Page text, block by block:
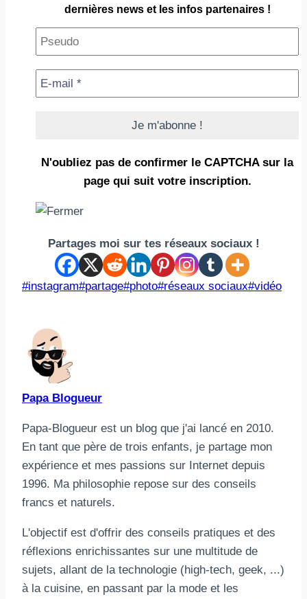
dernières news et les infos partenaires !
N'oubliez pas de confirmer le CAPTCHA sur la
page qui suit votre inscription.
Partages moi sur tes réseaux sociaux !
Étiquettes
publication :
#instagram#partage#photo#réseaux sociaux#vidéo
Papa Blogueur
Papa-Blogueur est un blog que j'ai lancé en 2010.
En tant que père de trois enfants, je partage mon
expérience et mes passions sur Internet depuis
1996. Ma philosophie repose sur des conseils
francs et naturels.
L'objectif est d'offrir des conseils pratiques et des
réflexions enrichissantes sur une multitude de
sujets, allant de la technologie (high-tech, geek, ...)
à la cuisine, en passant par la mode et les